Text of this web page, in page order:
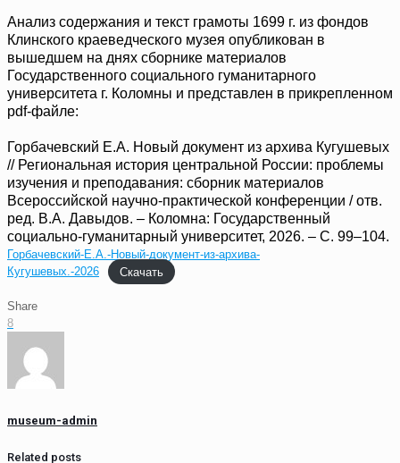
Анализ содержания и текст грамоты 1699 г. из фондов
Клинского краеведческого музея опубликован в
вышедшем на днях сборнике материалов
Государственного социального гуманитарного
университета г. Коломны и представлен в прикрепленном
pdf-файле:
Горбачевский Е.А. Новый документ из архива Кугушевых
// Региональная история центральной России: проблемы
изучения и преподавания: сборник материалов
Всероссийской научно-практической конференции / отв.
ред. В.А. Давыдов. – Коломна: Государственный
социально-гуманитарный университет, 2026. – С. 99–104.
Горбачевский-Е.А.-Новый-документ-из-архива-
Кугушевых.-2026
Скачать
Share
8
museum-admin
Related posts